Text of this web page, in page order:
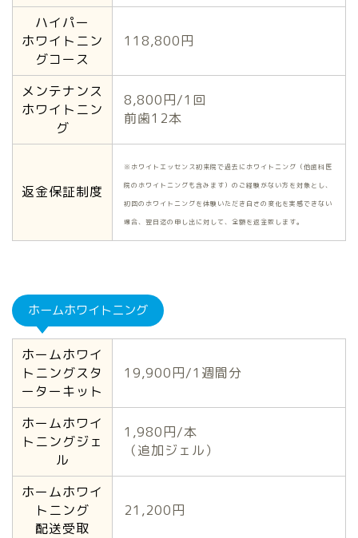
ハイパー
ホワイトニン
グコース
118,800円
メンテナンス
ホワイトニン
グ
8,800円/1回
前歯12本
返金保証制度
※ホワイトエッセンス初来院で過去にホワイトニング（他歯科医
院のホワイトニングも含みます）のご経験がない方を対象とし、
初回のホワイトニングを体験いただき白さの変化を実感できない
場合、翌日迄の申し出に対して、全額を返金致します。
ホームホワイトニング
ホームホワイ
トニングスタ
ーターキット
19,900円/1週間分
ホームホワイ
トニングジェ
ル
1,980円/本
（追加ジェル）
ホームホワイ
トニング
配送受取
21,200円